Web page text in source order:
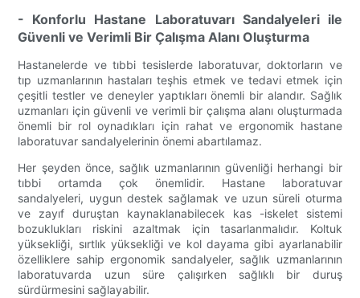
- Konforlu Hastane Laboratuvarı Sandalyeleri ile
Güvenli ve Verimli Bir Çalışma Alanı Oluşturma
Hastanelerde ve tıbbi tesislerde laboratuvar, doktorların ve
tıp uzmanlarının hastaları teşhis etmek ve tedavi etmek için
çeşitli testler ve deneyler yaptıkları önemli bir alandır. Sağlık
uzmanları için güvenli ve verimli bir çalışma alanı oluşturmada
önemli bir rol oynadıkları için rahat ve ergonomik hastane
laboratuvar sandalyelerinin önemi abartılamaz.
Her şeyden önce, sağlık uzmanlarının güvenliği herhangi bir
tıbbi ortamda çok önemlidir. Hastane laboratuvar
sandalyeleri, uygun destek sağlamak ve uzun süreli oturma
ve zayıf duruştan kaynaklanabilecek kas -iskelet sistemi
bozuklukları riskini azaltmak için tasarlanmalıdır. Koltuk
yüksekliği, sırtlık yüksekliği ve kol dayama gibi ayarlanabilir
özelliklere sahip ergonomik sandalyeler, sağlık uzmanlarının
laboratuvarda uzun süre çalışırken sağlıklı bir duruş
sürdürmesini sağlayabilir.